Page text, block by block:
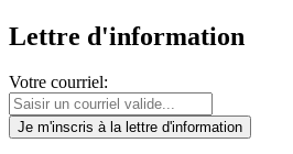
Lettre d'information
Votre courriel:
Je m'inscris à la lettre d'information